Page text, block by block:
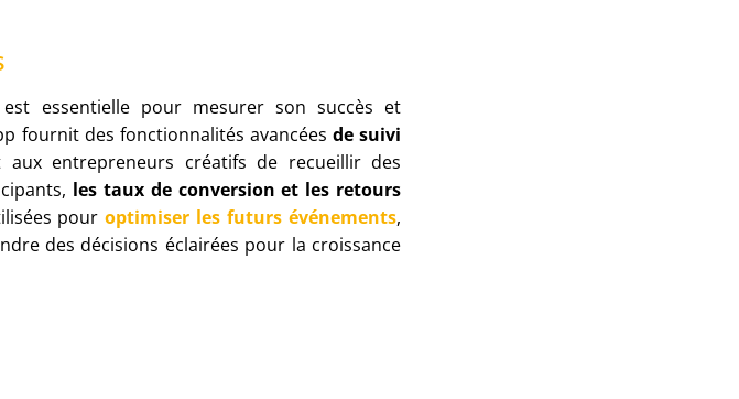
est essentielle pour mesurer son succès et
fournit des fonctionnalités avancées de suivi
aux entrepreneurs créatifs de recueillir des
les taux de conversion et les retours
pouroptimiser les futurs événements,
des décisions éclairées pour la croissance